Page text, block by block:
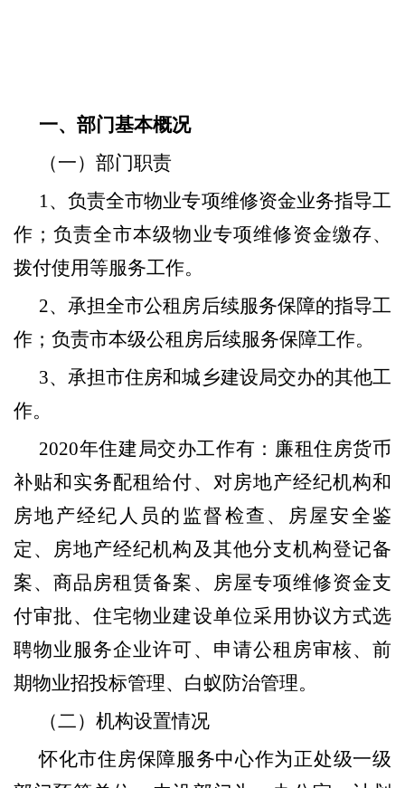
一、部门基本概况
（一）部门职责
1、负责全市物业专项维修资金业务指导工
作；负责全市本级物业专项维修资金缴存、
拨付使用等服务工作。
2、承担全市公租房后续服务保障的指导工
作；负责市本级公租房后续服务保障工作。
3、承担市住房和城乡建设局交办的其他工
作。
2020年住建局交办工作有：廉租住房货币
补贴和实务配租给付、对房地产经纪机构和
房地产经纪人员的监督检查、房屋安全鉴
定、房地产经纪机构及其他分支机构登记备
案、商品房租赁备案、房屋专项维修资金支
付审批、住宅物业建设单位采用协议方式选
聘物业服务企业许可、申请公租房审核、前
期物业招投标管理、白蚁防治管理。
（二）机构设置情况
怀化市住房保障服务中心作为正处级一级